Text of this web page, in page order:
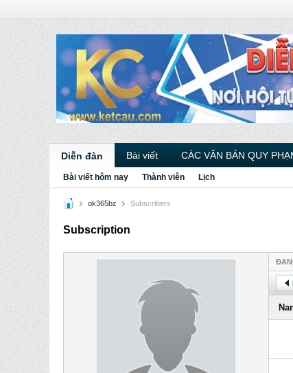
Diễn đàn Bài viết CÁC VĂN BẢN QUY
Bài viết hôm nay Thành viên Lịch
ok365bz Subscribers
Subscription